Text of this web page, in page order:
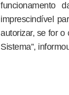
funcionamento
imprescindível
autorizar, se for o
Sistema”,